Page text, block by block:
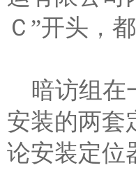
Ｃ”开头，
暗访组在
安装的两套
论安装定位